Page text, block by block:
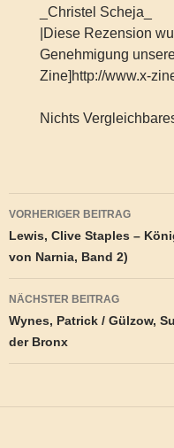
_Christel Scheja_
|Diese Rezension
Genehmigung
Zine]http://www.x-
Nichts
VORHERIGER BEITRAG
Lewis, Clive Staples –
von Narnia, Band 2)
NÄCHSTER BEITRAG
Wynes, Patrick / Gülzow,
der Bronx